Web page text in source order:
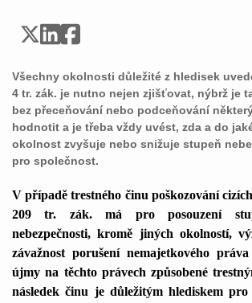
Všechny okolnosti důležité z hledisek
4 tr. zák. je nutno nejen zjišťovat, nýbrž je
bez přeceňování nebo podceňování
hodnotit a je třeba vždy uvést, zda a do
okolnost zvyšuje nebo snižuje stupeň
pro společnost.
V případě trestného činu poškozování
209 tr. zák. má pro posouzení
nebezpečnosti, kromě jiných okolností,
závažnost porušení nemajetkového
újmy na těchto právech způsobené
následek činu je důležitým hlediskem pro